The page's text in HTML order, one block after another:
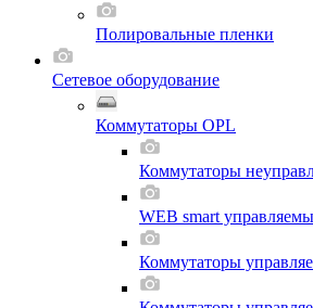
Полировальные пленки
Сетевое оборудование
Коммутаторы OPL
Коммутаторы
WEB smart
Коммутаторы